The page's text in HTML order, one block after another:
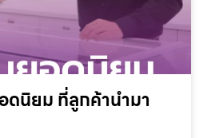
ดนิยม ที่ลูกค้านำมา